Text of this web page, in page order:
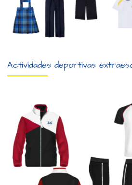
Actividades deportivas